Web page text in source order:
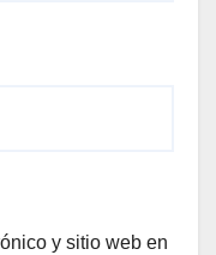
y sitio web en